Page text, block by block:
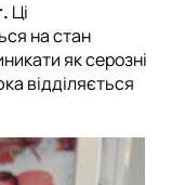
Ці
на стан
як серозні
відділяється